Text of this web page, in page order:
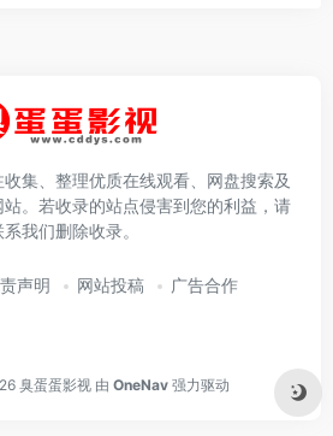
集、整理优质在线观看、网盘搜索及
。若收录的站点侵害到您的利益，请
系我们删除收录。
声明 网站投稿 广告合作
臭蛋蛋影视 由 OneNav 强力驱动